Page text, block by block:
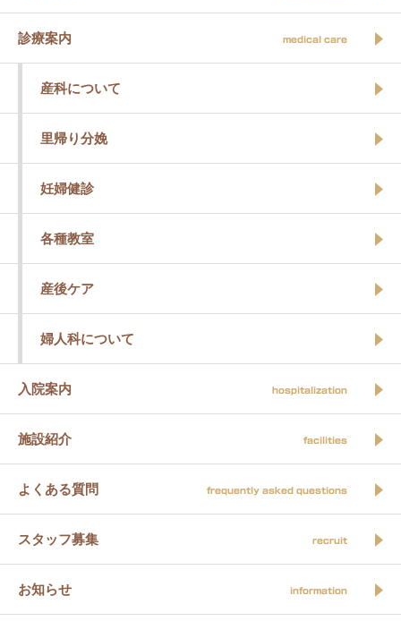
診療案内 medical care
産科について
里帰り分娩
妊婦健診
各種教室
産後ケア
婦人科について
入院案内 hospitalization
施設紹介 facilities
よくある質問 frequently asked questions
スタッフ募集 recruit
お知らせ information